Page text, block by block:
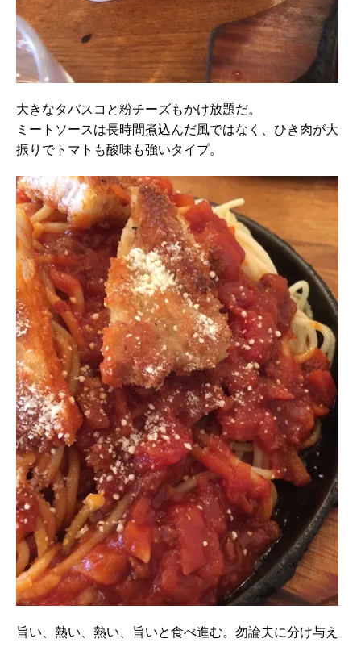
大きなタバスコと粉チーズもかけ放題だ。
ミートソースは長時間煮込んだ風ではなく、ひき肉が大
振りでトマトも酸味も強いタイプ。
旨い、熱い、熱い、旨いと食べ進む。勿論夫に分け与え